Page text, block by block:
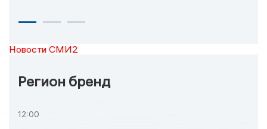
Новости СМИ2
Регион бренд
12:00